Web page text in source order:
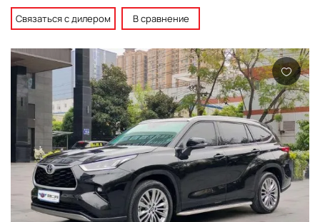
Связаться с дилером В сравнение